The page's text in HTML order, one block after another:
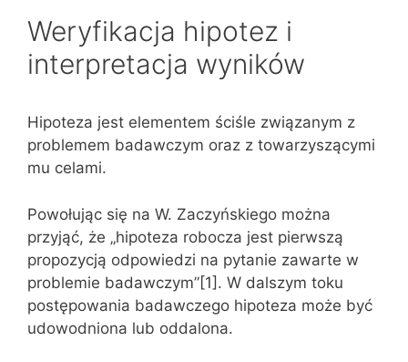
Weryfikacja hipotez i
interpretacja wyników
Hipoteza jest elementem ściśle związanym z
problemem badawczym oraz z towarzyszącymi
mu celami.
Powołując się na W. Zaczyńskiego można
przyjąć, że „hipoteza robocza jest pierwszą
propozycją odpowiedzi na pytanie zawarte w
problemie badawczym”[1]. W dalszym toku
postępowania badawczego hipoteza może być
udowodniona lub oddalona.